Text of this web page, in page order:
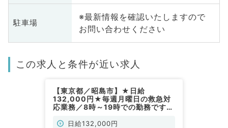
駐車場
※最新情報を確認いたしますので
お問い合わせください
この求人と条件が近い求人
【東京都／昭島市】★日給
132,000円★毎週月曜日の救急対
応業務／8時～19時での勤務です
日給132,000円